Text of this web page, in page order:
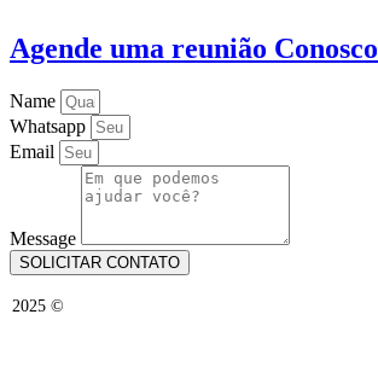
Agende uma reunião Conosco
Name
Whatsapp
Email
Message
SOLICITAR CONTATO
2025 ©